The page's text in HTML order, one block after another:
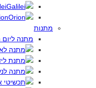
מתנות
מתנה